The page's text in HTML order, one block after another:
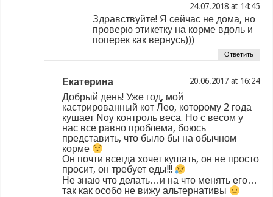
at
Здравствуйте! Я сейчас не дома, но
проверю этикетку на корме вдоль и
поперек как вернусь)))
Ответить
Екатерина at
Добрый день! Уже год, мой
кастрированный кот Лео, которому 2 года
кушает Noy контроль веса. Но с весом у
нас все равно проблема, боюсь
представить, что было бы на обычном
корме
Он почти всегда хочет кушать, он не просто
просит, он требует еды!!!
Не знаю что делать…и на что менять его…
так как особо не вижу альтернативы